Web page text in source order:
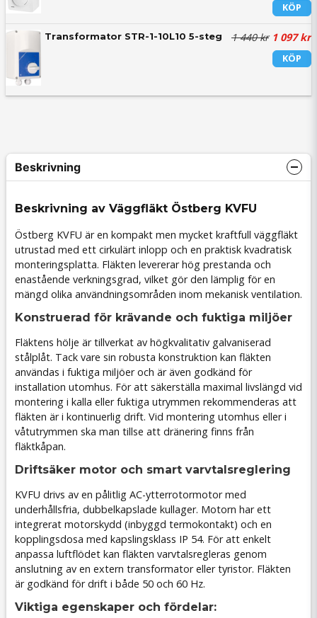
KÖP
Transformator STR-1-10L10 5-steg 1 440 kr1 097 kr
KÖP
Beskrivning
Beskrivning av Väggfläkt Östberg KVFU
Östberg KVFU är en kompakt men mycket kraftfull väggfläkt
utrustad med ett cirkulärt inlopp och en praktisk kvadratisk
monteringsplatta. Fläkten levererar hög prestanda och
enastående verkningsgrad, vilket gör den lämplig för en
mängd olika användningsområden inom mekanisk ventilation.
Konstruerad för krävande och fuktiga miljöer
Fläktens hölje är tillverkat av högkvalitativ galvaniserad
stålplåt. Tack vare sin robusta konstruktion kan fläkten
användas i fuktiga miljöer och är även godkänd för
installation utomhus. För att säkerställa maximal livslängd vid
montering i kalla eller fuktiga utrymmen rekommenderas att
fläkten är i kontinuerlig drift. Vid montering utomhus eller i
våtutrymmen ska man tillse att dränering finns från
fläktkåpan.
Driftsäker motor och smart varvtalsreglering
KVFU drivs av en pålitlig AC-ytterrotormotor med
underhållsfria, dubbelkapslade kullager. Motorn har ett
integrerat motorskydd (inbyggd termokontakt) och en
kopplingsdosa med kapslingsklass IP 54. För att enkelt
anpassa luftflödet kan fläkten varvtalsregleras genom
anslutning av en extern transformator eller tyristor. Fläkten
är godkänd för drift i både 50 och 60 Hz.
Viktiga egenskaper och fördelar: